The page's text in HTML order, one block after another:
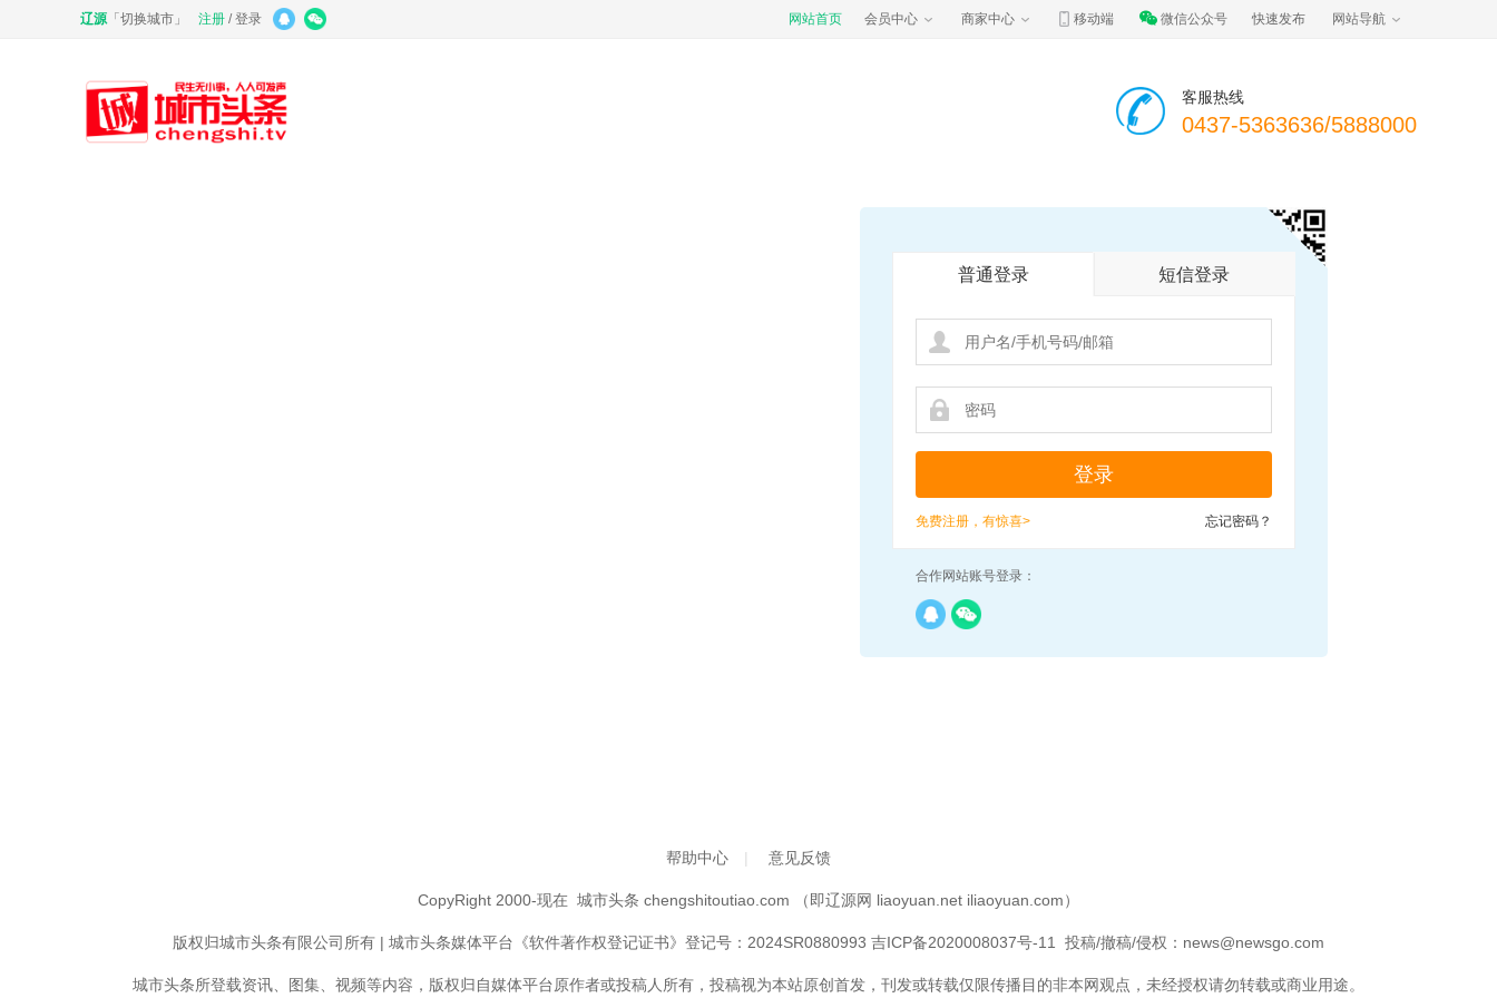
辽源「 切换城市 」 注册 /登录 网站首页 会员中心 商家中心 移动端 微信公众号 快速发布 网站导航
客服热线
0437-5363636/5888000
普通登录 短信登录
免费注册，有惊喜> 忘记密码？
合作网站账号登录：
帮助中心 | 意见反馈
CopyRight 2000-现在 城市头条 chengshitoutiao.com （即辽源网 liaoyuan.net iliaoyuan.com）
版权归城市头条有限公司所有 | 城市头条媒体平台《软件著作权登记证书》登记号：2024SR0880993 吉ICP备2020008037号-11 投稿/撤稿/侵权：news@newsgo.com
城市头条所登载资讯、图集、视频等内容，版权归自媒体平台原作者或投稿人所有，投稿视为本站原创首发，刊发或转载仅限传播目的非本网观点，未经授权请勿转载或商业用途。